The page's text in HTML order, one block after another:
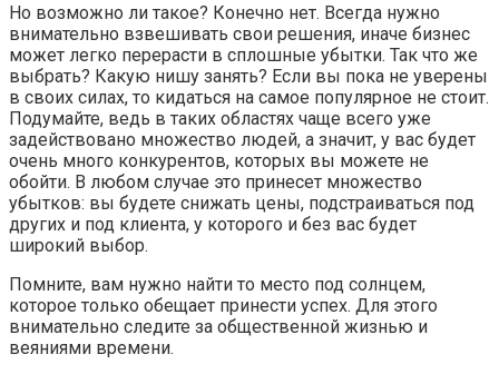
Но возможно ли такое? Конечно нет. Всегда нужно
внимательно взвешивать свои решения, иначе бизнес
может легко перерасти в сплошные убытки. Так что же
выбрать? Какую нишу занять? Если вы пока не уверены
в своих силах, то кидаться на самое популярное не стоит.
Подумайте, ведь в таких областях чаще всего уже
задействовано множество людей, а значит, у вас будет
очень много конкурентов, которых вы можете не
обойти. В любом случае это принесет множество
убытков: вы будете снижать цены, подстраиваться под
других и под клиента, у которого и без вас будет
широкий выбор.
Помните, вам нужно найти то место под солнцем,
которое только обещает принести успех. Для этого
внимательно следите за общественной жизнью и
веяниями времени.